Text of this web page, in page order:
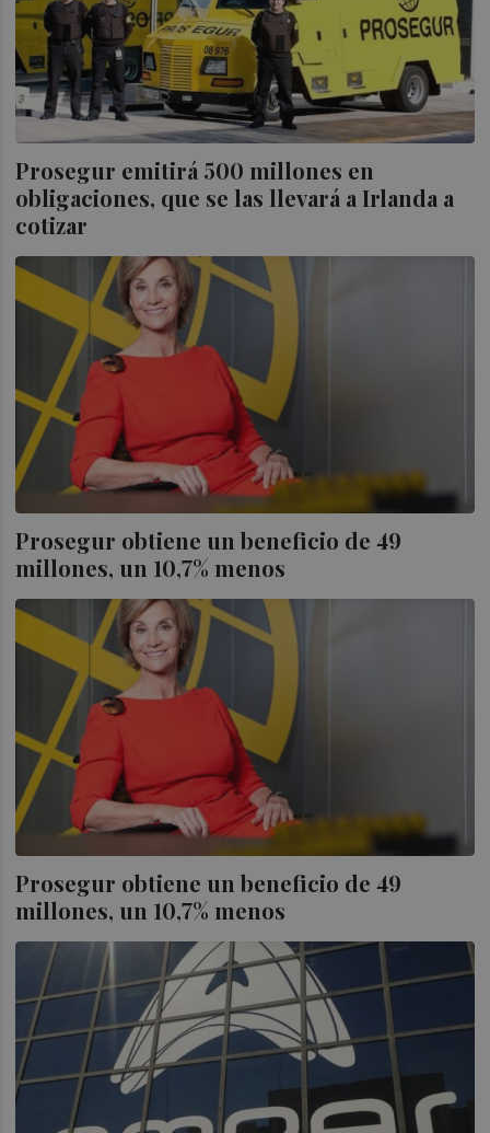
Prosegur emitirá 500 millones en
obligaciones, que se las llevará a Irlanda a
cotizar
Prosegur obtiene un beneficio de 49
millones, un 10,7% menos
Prosegur obtiene un beneficio de 49
millones, un 10,7% menos